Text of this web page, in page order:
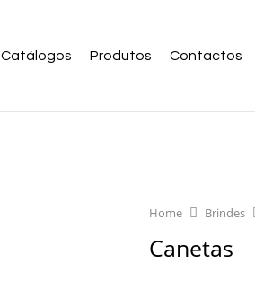
Catálogos Produtos Contactos
Home Brindes
Canetas